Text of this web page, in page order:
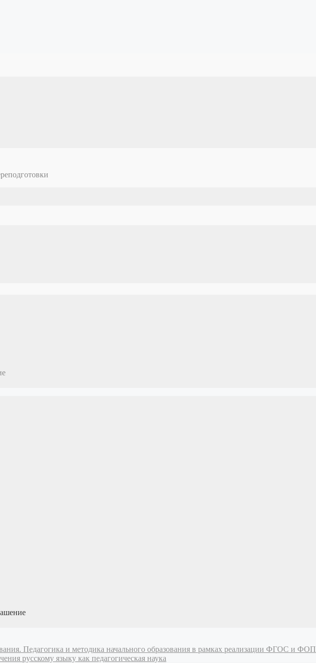
Педагогика и методика начального образования в рамках реализации ФГОС и ФОП
русскому языку как педагогическая наука